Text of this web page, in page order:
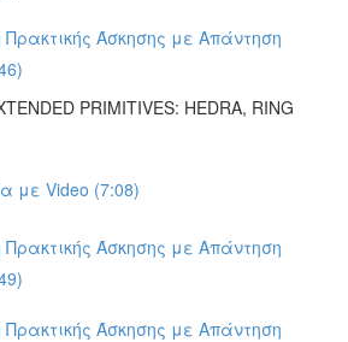
Άσκησης με Απάντηση
PRIMITIVES: HEDRA, RING
με Video (7:08)
Άσκησης με Απάντηση
Άσκησης με Απάντηση